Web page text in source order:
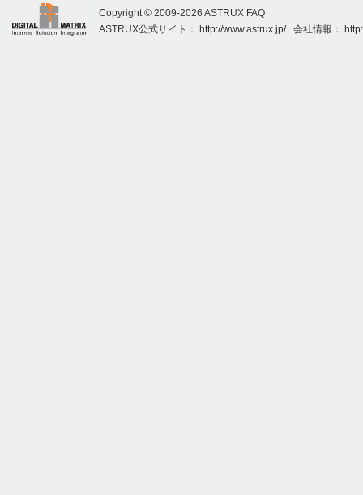
Copyright © 2009-2026 ASTRUX FAQ
ASTRUX公式サイト：
http://www.astrux.jp/会社情報：